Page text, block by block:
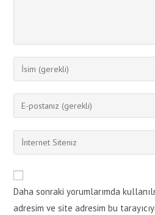
Enter
your
name
comment
Enter
your
email
address
Enter
your
URL
(optional)
Daha sonraki yorumlarımda
adresim ve site adresim bu